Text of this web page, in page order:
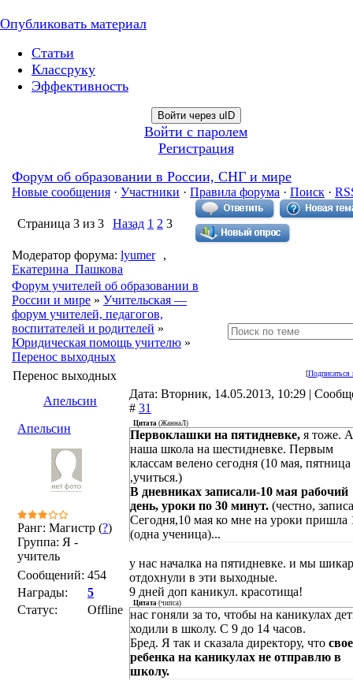
Опубликовать материал
Статьи
Классруку
Эффективность
Войти через uID
Войти с паролем
Регистрация
Форум об образовании в России, СНГ и мире
Новые сообщения · Участники · Правила форума · Поиск ·
Страница 3 из 3 Назад 1 2 3
Модератор форума: lyumer
,
Екатерина_Пашкова
Форум учителей об образовании в
России и мире » Учительская —
форум учителей, педагогов,
воспитателей и родителей »
Юридическая помощь учителю »
Перенос выходных
[Подписаться
Перенос выходных
Апельсин
Дата: Вторник, 14.05.2013, 10:29 |
# 31
Апельсин
Ранг: Магистр (?)
Группа: Я -
учитель
Сообщений: 454
Награды:
5
Статус:
Offline
Цитата (ЖаннаЛ)
Первоклашки на пятидневке, я тоже.
наша школа на шестидневке. Первым
классам велено сегодня (10 мая, пятница
,учиться.)
В дневниках записали-10 мая рабочий
день, уроки по 30 минут. (честно,
Сегодня,10 мая ко мне на уроки пришла
(одна ученица)...
у нас началка на пятидневке. и мы
отдохнули в эти выходные.
9 дней доп каникул. красотища!
Цитата (чипса)
нас гоняли за то, чтобы на каникулах
ходили в школу. С 9 до 14 часов.
Бред. Я так и сказала директору, что
ребенка на каникулах не отправлю в
школу.